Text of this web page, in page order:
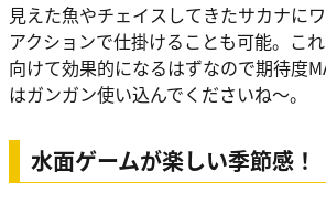
見えた魚やチェイスしてきたサカナに
アクションで仕掛けることも可能。こ
向けて効果的になるはずなので期待度
はガンガン使い込んでくださいね〜。
水面ゲームが楽しい季節感！